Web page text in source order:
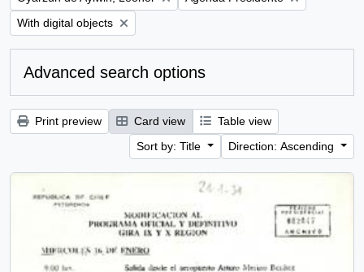
Remove filter:
With digital objects
Advanced search options
Print preview Card view
Table view
Sort by: Title
Direction: Ascending